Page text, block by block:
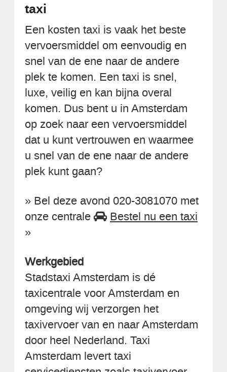
taxi
Een kosten taxi is vaak het beste
vervoersmiddel om eenvoudig en
snel van de ene naar de andere
plek te komen. Een taxi is snel,
luxe, veilig en kan bijna overal
komen. Dus bent u in Amsterdam
op zoek naar een vervoersmiddel
dat u kunt vertrouwen en waarmee
u snel van de ene naar de andere
plek kunt gaan?
» Bel deze avond 020-3081070 met
onze centrale
Bestel nu een taxi
»
Werkgebied
Stadstaxi Amsterdam is dé
taxicentrale voor Amsterdam en
omgeving wij verzorgen het
taxivervoer van en naar Amsterdam
door heel Nederland. Taxi
Amsterdam levert taxi